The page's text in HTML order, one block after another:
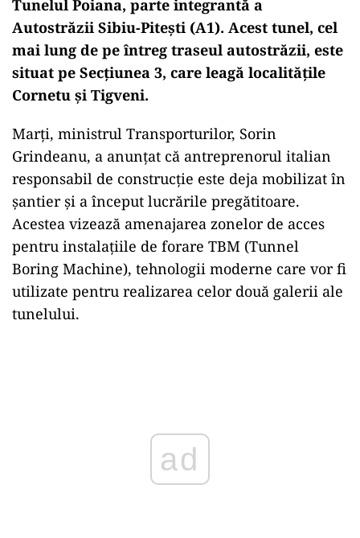
Tunelul Poiana, parte integrantă a
Autostrăzii Sibiu-Pitești (A1). Acest tunel, cel
mai lung de pe întreg traseul autostrăzii, este
situat pe Secțiunea 3, care leagă localitățile
Cornetu și Tigveni.
Marți, ministrul Transporturilor, Sorin
Grindeanu, a anunțat că antreprenorul italian
responsabil de construcție este deja mobilizat în
șantier și a început lucrările pregătitoare.
Acestea vizează amenajarea zonelor de acces
pentru instalațiile de forare TBM (Tunnel
Boring Machine), tehnologii moderne care vor fi
utilizate pentru realizarea celor două galerii ale
tunelului.